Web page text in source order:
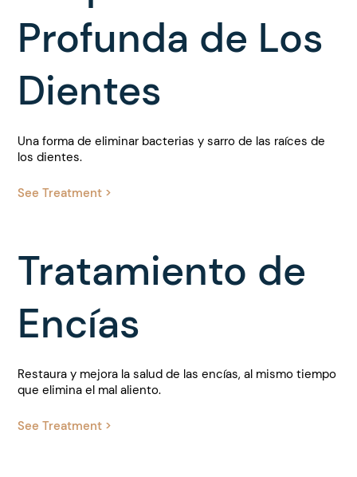
See Treatment >
Una forma de eliminar bacterias y sarro de las raíces de
los dientes.
Profunda de Los
Dientes
See Treatment >
Restaura y mejora la salud de las encías, al mismo tiempo
que elimina el mal aliento.
Tratamiento de
Encías